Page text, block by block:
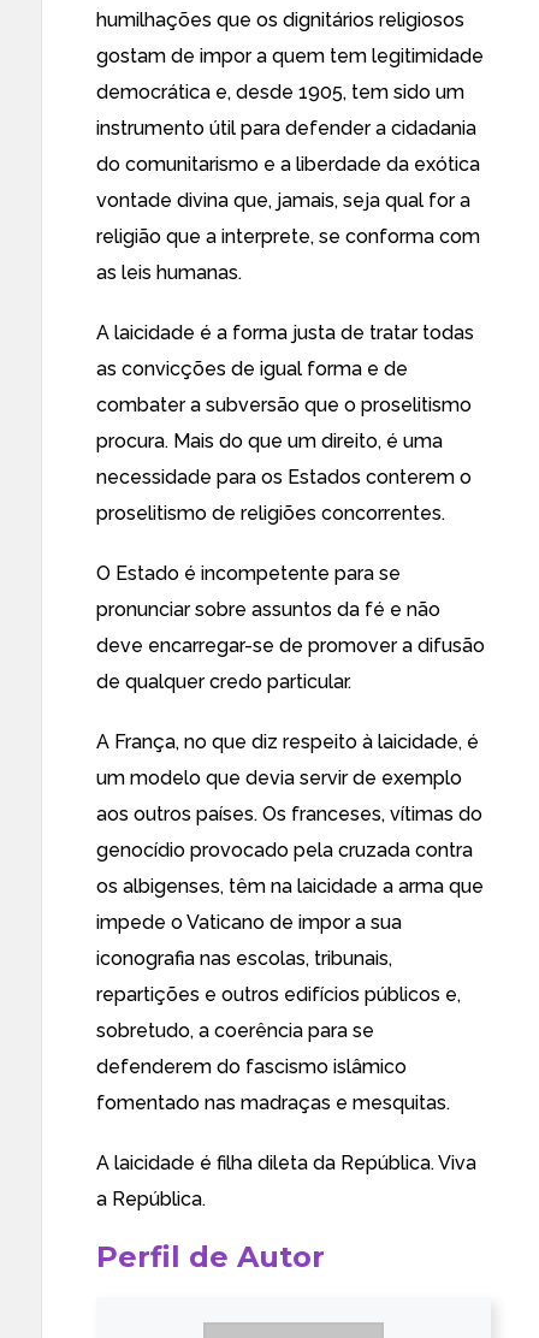
humilhações que os dignitários religiosos
gostam de impor a quem tem legitimidade
democrática e, desde 1905, tem sido um
instrumento útil para defender a cidadania
do comunitarismo e a liberdade da exótica
vontade divina que, jamais, seja qual for a
religião que a interprete, se conforma com
as leis humanas.
A laicidade é a forma justa de tratar todas
as convicções de igual forma e de
combater a subversão que o proselitismo
procura. Mais do que um direito, é uma
necessidade para os Estados conterem o
proselitismo de religiões concorrentes.
O Estado é incompetente para se
pronunciar sobre assuntos da fé e não
deve encarregar-se de promover a difusão
de qualquer credo particular.
A França, no que diz respeito à laicidade, é
um modelo que devia servir de exemplo
aos outros países. Os franceses, vítimas do
genocídio provocado pela cruzada contra
os albigenses, têm na laicidade a arma que
impede o Vaticano de impor a sua
iconografia nas escolas, tribunais,
repartições e outros edifícios públicos e,
sobretudo, a coerência para se
defenderem do fascismo islâmico
fomentado nas madraças e mesquitas.
A laicidade é filha dileta da República. Viva
a República.
Perfil de Autor